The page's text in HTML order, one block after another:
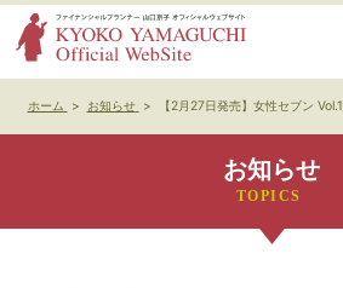
ホーム > お知らせ > 【2月27日発売】女性セブン
お知らせ